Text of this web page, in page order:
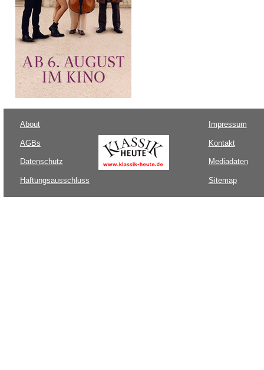
About
AGBs
Datenschutz
Haftungsausschluss
Impressum
Kontakt
Mediadaten
Sitemap